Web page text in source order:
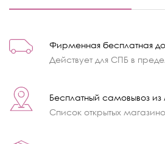
Фирменная бесплатная
Действует для СПБ в
Бесплатный самовывоз из
Список открытых